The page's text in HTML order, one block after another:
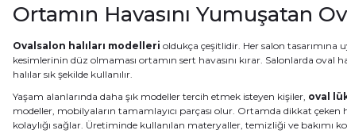
Ortamın Havasını Yumuşatan
Ovalsalon halıları modelleri oldukça çeşitlidir. Her salon tasarımına
kesimlerinin düz olmaması ortamın sert havasını kırar. Salonlarda
halılar sık şekilde kullanılır.
Yaşam alanlarında daha şık modeller tercih etmek isteyen kişiler, oval
modeller, mobilyaların tamamlayıcı parçası olur. Ortamda dikkat
kolaylığı sağlar. Üretiminde kullanılan materyaller, temizliği ve bakımı